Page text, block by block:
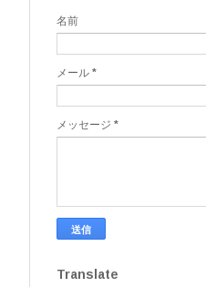
名前
メール *
メッセージ *
Translate